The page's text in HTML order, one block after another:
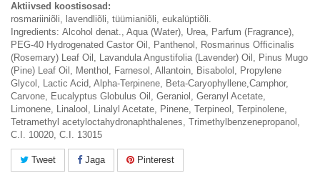
Aktiivsed koostisosad:
rosmariiniõli, lavendliõli, tüümianiõli, eukalüptiõli.
Ingredients: Alcohol denat., Aqua (Water), Urea, Parfum (Fragrance),
PEG-40 Hydrogenated Castor Oil, Panthenol, Rosmarinus Officinalis
(Rosemary) Leaf Oil, Lavandula Angustifolia (Lavender) Oil, Pinus Mugo
(Pine) Leaf Oil, Menthol, Farnesol, Allantoin, Bisabolol, Propylene
Glycol, Lactic Acid, Alpha-Terpinene, Beta-Caryophyllene,Camphor,
Carvone, Eucalyptus Globulus Oil, Geraniol, Geranyl Acetate,
Limonene, Linalool, Linalyl Acetate, Pinene, Terpineol, Terpinolene,
Tetramethyl acetyloctahydronaphthalenes, Trimethylbenzenepropanol,
C.I. 10020, C.I. 13015
Tweet Jaga Pinterest